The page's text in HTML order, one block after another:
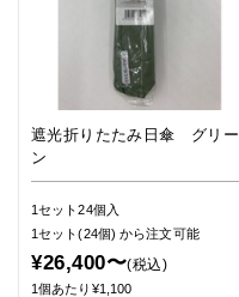
遮光折りたたみ日傘 グリー
ン
1セット24個入
1セット(24個)から注文可能
¥26,400〜(税込)
1個あたり¥1,100